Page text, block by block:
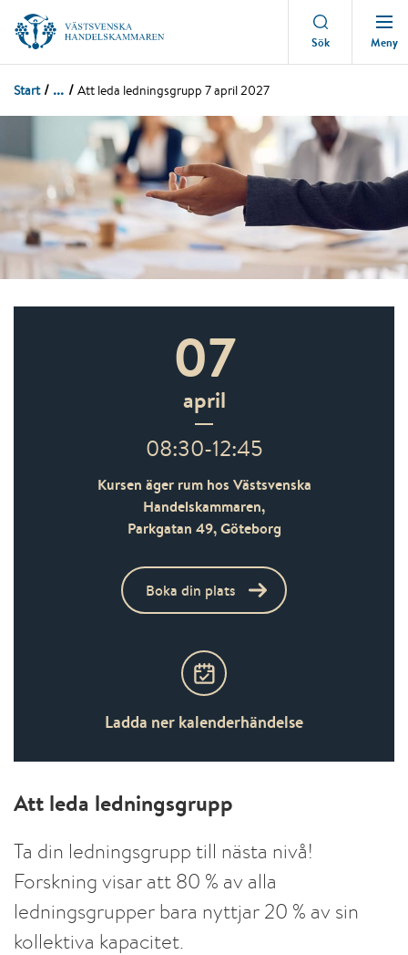
Sök Meny
Start ... Att leda ledningsgrupp 7 april 2027
07
april
08:30-12:45
Kursen äger rum hos Västsvenska
Handelskammaren,
Parkgatan 49, Göteborg
Boka din plats
Ladda ner kalenderhändelse
Att leda ledningsgrupp
Ta din ledningsgrupp till nästa nivå!
Forskning visar att 80 % av alla
ledningsgrupper bara nyttjar 20 % av sin
kollektiva kapacitet.